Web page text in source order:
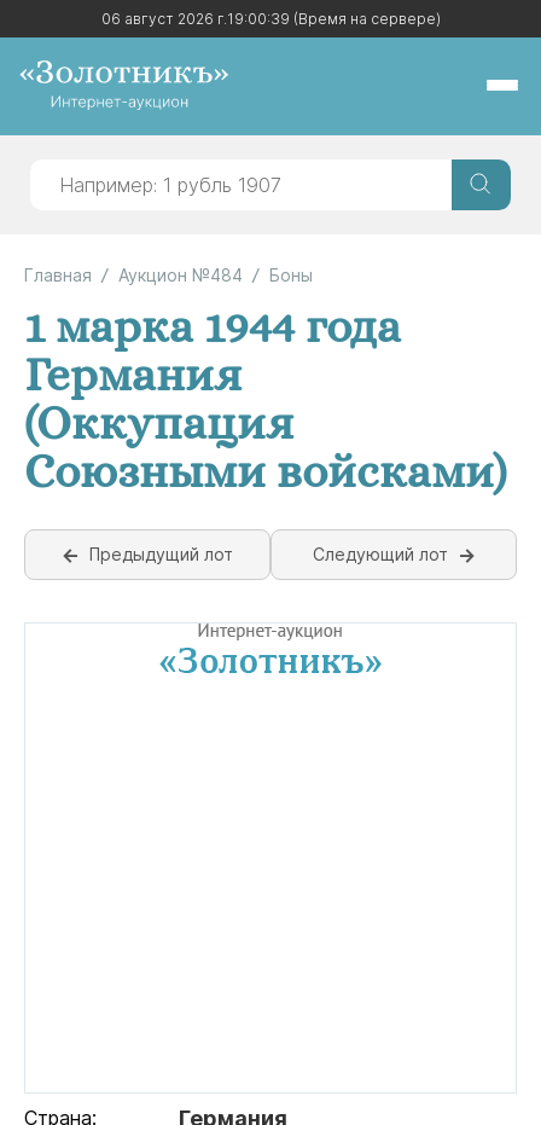
06 август 2026 г.19:00:39 (Время на сервере)
06 август 2026 г.19:00:39 (Время на сервере)
Главная Аукцион №484 Боны
1 марка 1944 года
Германия
(Оккупация
Союзными войсками)
Предыдущий лот Следующий лот
Страна: Германия